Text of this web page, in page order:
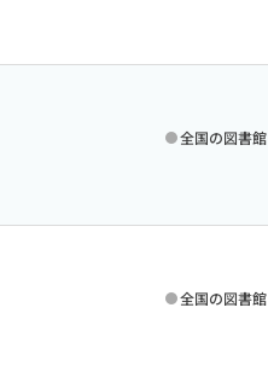
全国の図書館
全国の図書館